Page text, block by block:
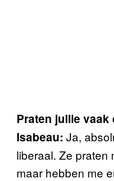
Praten jullie
Isabeau: Ja,
liberaal. Ze praten
maar hebben me